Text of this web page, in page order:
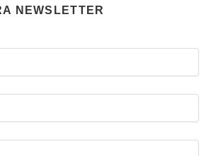
NEWSLETTER